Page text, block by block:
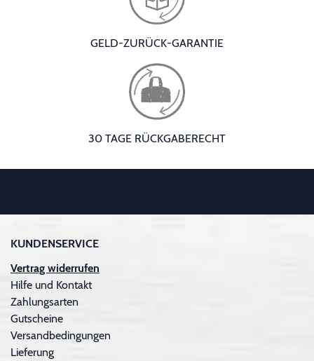
GELD-ZURÜCK-GARANTIE
30 TAGE RÜCKGABERECHT
KUNDENSERVICE
Vertrag widerrufen
Hilfe und Kontakt
Zahlungsarten
Gutscheine
Versandbedingungen
Lieferung